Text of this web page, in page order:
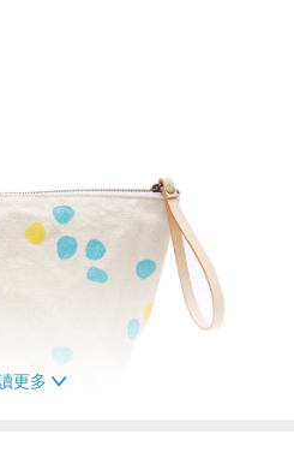
更多